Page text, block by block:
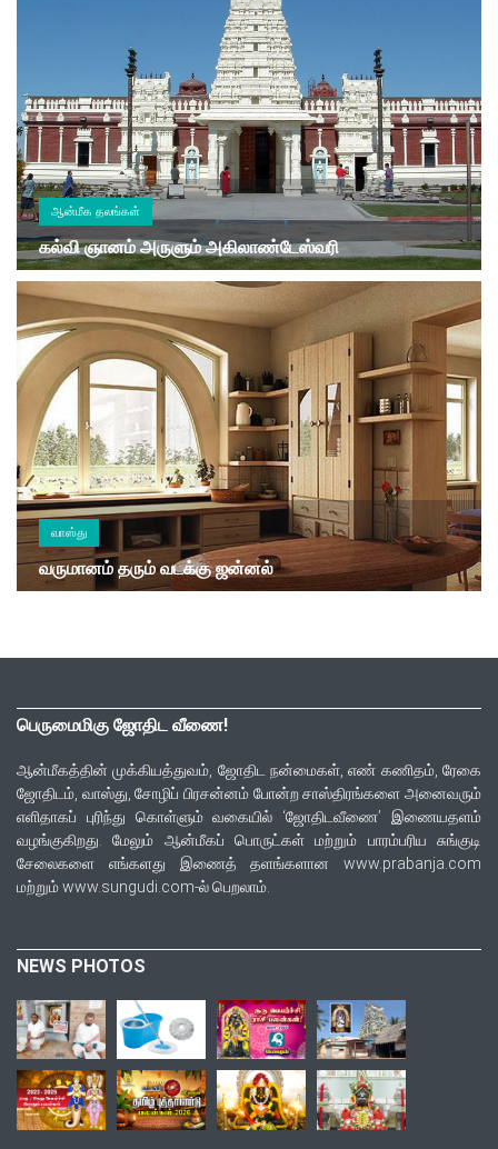
ஆன்மீக தலங்கள்
கல்வி ஞானம் அருளும் அகிலாண்டேஸ்வரி
வாஸ்து
வருமானம் தரும் வடக்கு ஜன்னல்
பெருமைமிகு ஜோதிட வீணை!
ஆன்மீகத்தின் முக்கியத்துவம், ஜோதிட நன்மைகள், எண் கணிதம், ரேகை
ஜோதிடம், வாஸ்து, சோழிப் பிரசன்னம் போன்ற சாஸ்திரங்களை அனைவரும்
எளிதாகப் புரிந்து கொள்ளும் வகையில் ‘ஜோதிடவீணை’ இணையதளம்
வழங்குகிறது. மேலும் ஆன்மீகப் பொருட்கள் மற்றும் பாரம்பரிய சுங்குடி
சேலைகளை எங்களது இணைத் தளங்களான www.prabanja.com
மற்றும் www.sungudi.com-ல் பெறலாம்.
NEWS PHOTOS